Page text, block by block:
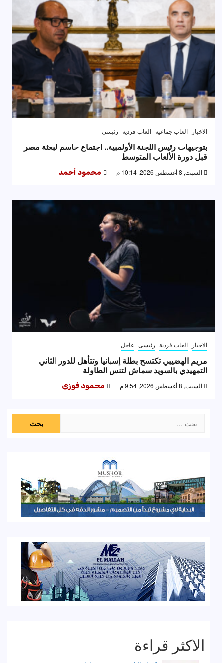
الاخبار العاب جماعية العاب فردية رئيسى
بتوجيهات رئيس اللجنة الأولمبية.. اجتماع حاسم لبعثة مصر
قبل دورة الألعاب المتوسط
السبت, 8 أغسطس 2026, 10:14 م محمود أحمد
الاخبار العاب فردية رئيسى عاجل
مريم الهضيبي تكتسح بطلة إسبانيا وتتأهل للدور الثاني
التمهيدي بالسويد سماش لتنس الطاولة
السبت, 8 أغسطس 2026, 9:54 م محمود فوزى
عن:
الاكثر قراءة